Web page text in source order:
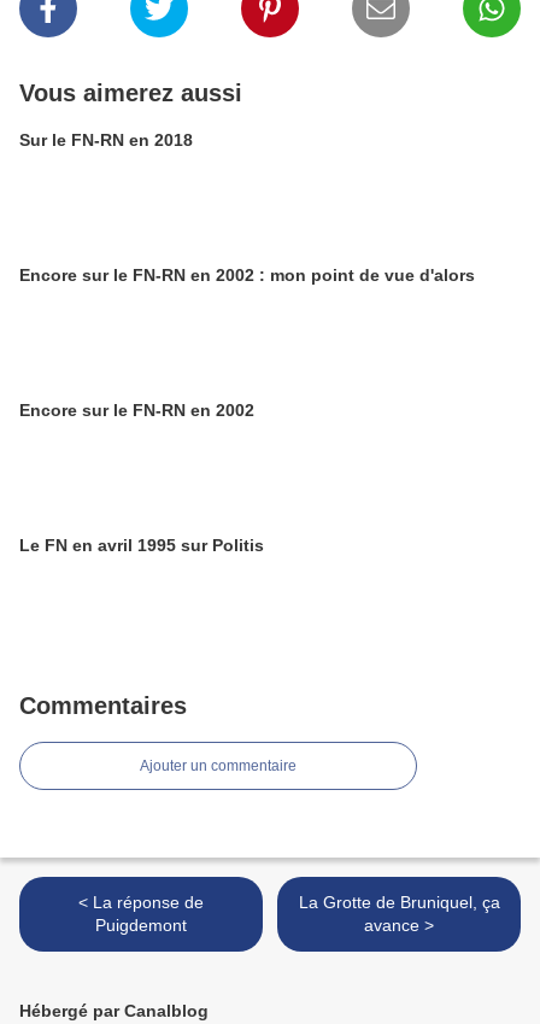
Vous aimerez aussi
Sur le FN-RN en 2018
Encore sur le FN-RN en 2002 : mon point de vue d'alors
Encore sur le FN-RN en 2002
Le FN en avril 1995 sur Politis
Commentaires
Ajouter un commentaire
< La réponse de
Puigdemont
La Grotte de Bruniquel, ça
avance >
Hébergé par Canalblog